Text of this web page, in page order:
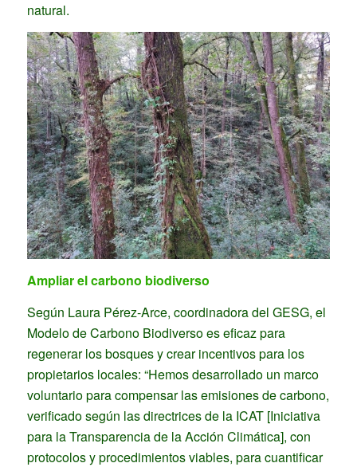
natural.
Ampliar el carbono biodiverso
Según Laura Pérez-Arce, coordinadora del GESG, el
Modelo de Carbono Biodiverso es eficaz para
regenerar los bosques y crear incentivos para los
propietarios locales: “Hemos desarrollado un marco
voluntario para compensar las emisiones de carbono,
verificado según las directrices de la ICAT [Iniciativa
para la Transparencia de la Acción Climática], con
protocolos y procedimientos viables, para cuantificar